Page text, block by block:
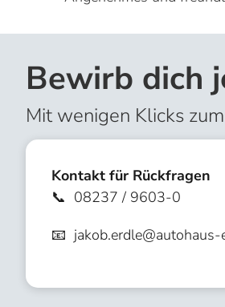
Bewirb dich
Mit wenigen Klicks
Kontakt für Rückfragen
📞 08237 / 9603-0
📧 jakob.erdle@autohaus-